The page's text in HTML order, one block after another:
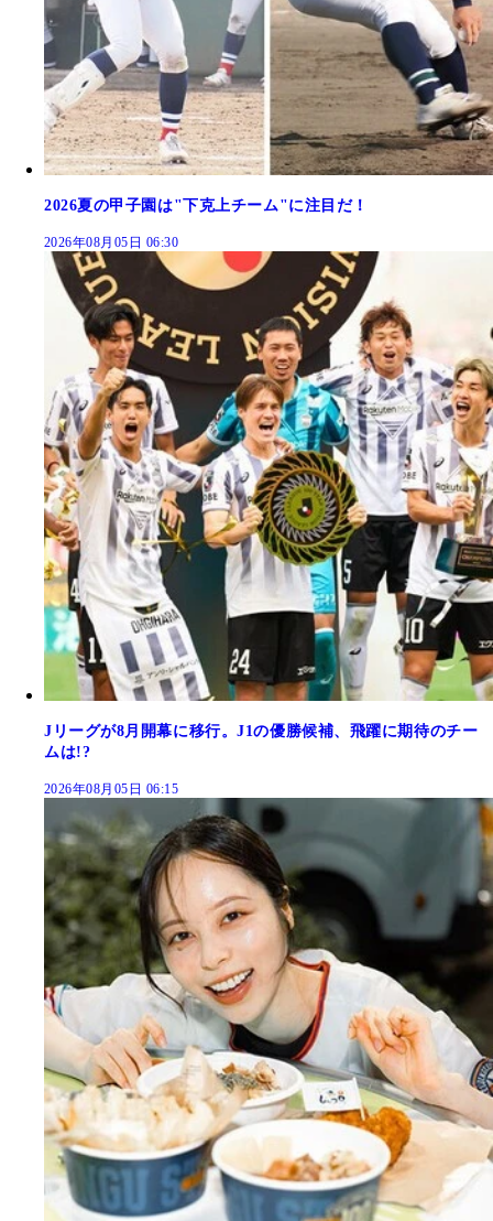
2026夏の甲子園は"下克上チーム"に注目だ！
2026年08月05日 06:30
Jリーグが8月開幕に移行。J1の優勝候補、飛躍に期待のチー
ムは!?
2026年08月05日 06:15